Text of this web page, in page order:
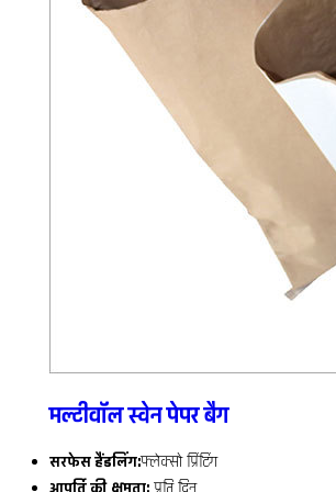
मल्टीवॉल स्वेन पेपर बैग
सरफेस हैंडलिंग:फ्लेक्सो प्रिंटिंग